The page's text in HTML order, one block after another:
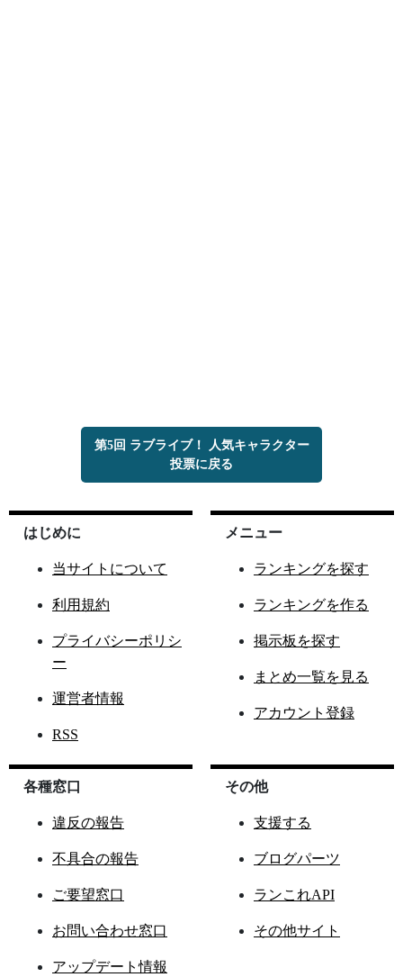
第5回 ラブライブ！ 人気キャラクター
投票に戻る
はじめに
当サイトについて
利用規約
プライバシーポリシ
ー
運営者情報
RSS
メニュー
ランキングを探す
ランキングを作る
掲示板を探す
まとめ一覧を見る
アカウント登録
各種窓口
違反の報告
不具合の報告
ご要望窓口
お問い合わせ窓口
アップデート情報
その他
支援する
ブログパーツ
ランこれAPI
その他サイト